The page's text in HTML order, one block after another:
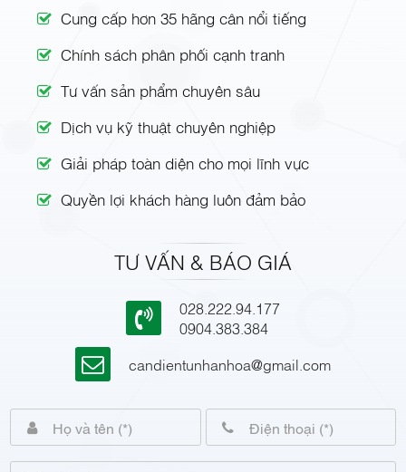
Cung cấp hơn 35 hãng cân nổi tiếng
Chính sách phân phối cạnh tranh
Tư vấn sản phẩm chuyên sâu
Dịch vụ kỹ thuật chuyên nghiệp
Giải pháp toàn diện cho mọi lĩnh vực
Quyền lợi khách hàng luôn đảm bảo
TƯ VẤN & BÁO GIÁ
028.222.94.177
0904.383.384
candientunhanhoa@gmail.com